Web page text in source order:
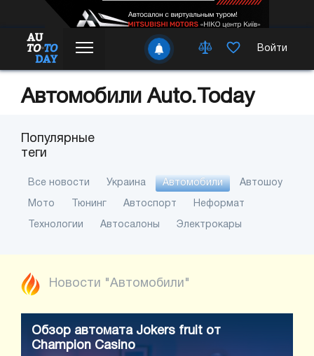
Войти
Автомобили Auto.Today
Популярные
теги
Все новости Украина Автомобили Автошоу
Мото Тюнинг Автоспорт Неформат
Технологии Автосалоны Электрокары
Новости "Автомобили"
Обзор автомата Jokers fruit от
Champion Casino